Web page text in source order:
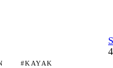
#KAYAK